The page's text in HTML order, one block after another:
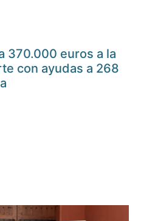
370.000 euros a la
con ayudas a 268